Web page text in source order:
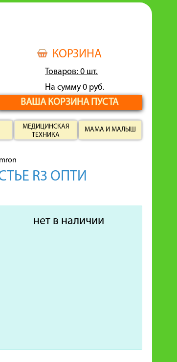
КОРЗИНА
Товаров: 0 шт.
На сумму 0 руб.
ВАША КОРЗИНА ПУСТА
МЕДИЦИНСКАЯ
ТЕХНИКА
МАМА И МАЛЫШ
R3 ОПТИ
нет в наличии